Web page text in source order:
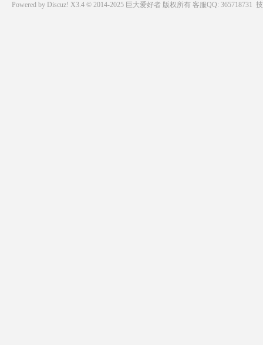
Powered by Discuz! X3.4 © 2014-2025 巨大爱好者版权所有 客服QQ: 365718731